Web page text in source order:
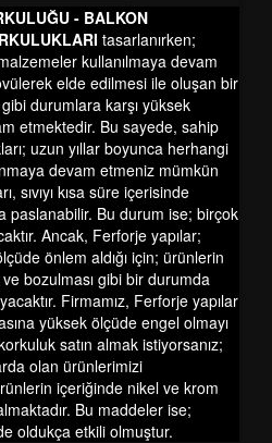
- BALKON
tasarlanırken;
kullanılmaya devam
elde edilmesi ile oluşan bir
gibi durumlara karşı yüksek
etmektedir. Bu sayede, sahip
uzun yıllar boyunca herhangi
devam etmeniz mümkün
sıvıyı kısa süre içerisinde
paslanabilir. Bu durum ise; birçok
Ancak, Ferforje yapılar;
önlem aldığı için; ürünlerin
ve bozulması gibi bir durumda
Firmamız, Ferforje yapılar
yüksek ölçüde engel olmayı
satın almak istiyorsanız;
olan ürünlerimizi
içeriğinde nikel ve krom
Bu maddeler ise;
oldukça etkili olmuştur.